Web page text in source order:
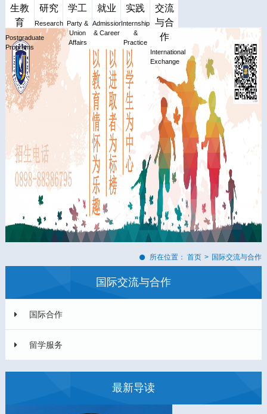
生教
育
Postgraduate
Programs
研究
Research
学工
Party &
Union
Affairs
就业
Admission
& Career
实践
Internship
&
Practice
交流
与合
作
International
Exchange
所在位置： 首页 > 国际交流与合作
国际交流与合作
国际合作
留学服务
最新导读